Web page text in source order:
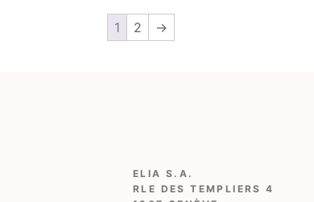
1 2 →
ELIA S.A.
RLE DES TEMPLIERS 4